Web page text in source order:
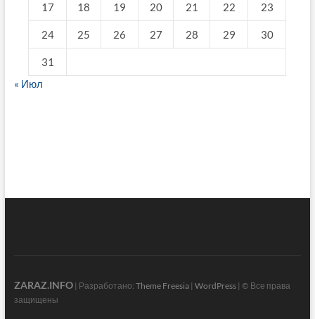
17 18 19 20 21 22 23
24 25 26 27 28 29 30
31
« Июл
ZARAZ.INFO| Разработано: Theme Freesia| WordPress| © Все права
защищены